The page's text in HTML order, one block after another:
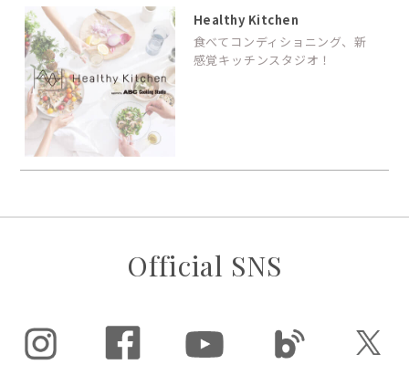
Healthy Kitchen
食べてコンディショニング、新
感覚キッチンスタジオ！
Official SNS